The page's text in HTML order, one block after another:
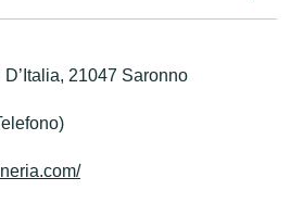
21047 Saronno